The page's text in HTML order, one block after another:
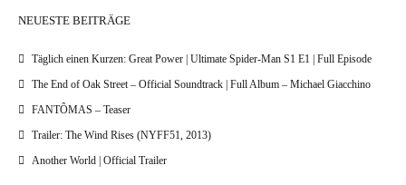
NEUESTE BEITRÄGE
Täglich einen Kurzen: Great Power | Ultimate Spider-Man S1 E1 | Full Episode
The End of Oak Street – Official Soundtrack | Full Album – Michael Giacchino
FANTÔMAS – Teaser
Trailer: The Wind Rises (NYFF51, 2013)
Another World | Official Trailer